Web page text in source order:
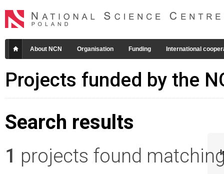
About NCN Organisation Funding International
Projects funded by the
Search results
1 projects found